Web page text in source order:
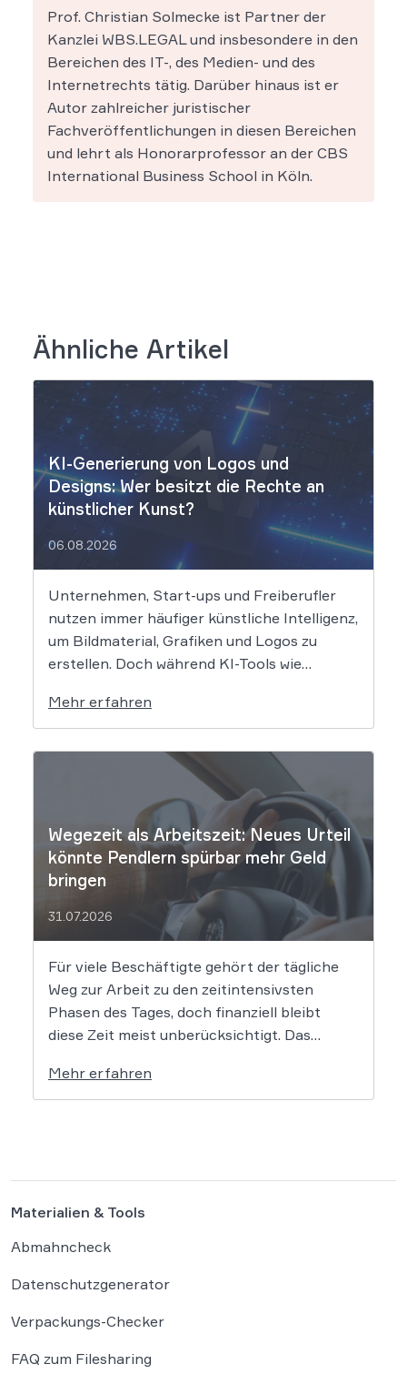
Prof. Christian Solmecke ist Partner der
Kanzlei WBS.LEGAL und insbesondere in den
Bereichen des IT-, des Medien- und des
Internetrechts tätig. Darüber hinaus ist er
Autor zahlreicher juristischer
Fachveröffentlichungen in diesen Bereichen
und lehrt als Honorarprofessor an der CBS
International Business School in Köln.
Ähnliche Artikel
KI-Generierung von Logos und
Designs: Wer besitzt die Rechte an
künstlicher Kunst?
06.08.2026
Unternehmen, Start-ups und Freiberufler
nutzen immer häufiger künstliche Intelligenz,
um Bildmaterial, Grafiken und Logos zu
erstellen. Doch während KI-Tools wie
Sekundenschnelle beeindruckende
Ergebnisse liefern, wirft der Einsatz von
Algorithmen in der Kreativbranche
komplexe juristische Fragen auf. Das
Urheberrecht, das Markenrecht und das
Patentrecht […]
Mehr erfahren
Wegezeit als Arbeitszeit: Neues Urteil
könnte Pendlern spürbar mehr Geld
bringen
31.07.2026
Für viele Beschäftigte gehört der tägliche
Weg zur Arbeit zu den zeitintensivsten
Phasen des Tages, doch finanziell bleibt
diese Zeit meist unberücksichtigt. Das
in die Debatte bringen und vielen
Arbeitnehmern den Weg zu einer Vergütung
Mehr erfahren
Materialien & Tools
Abmahncheck
Datenschutzgenerator
Verpackungs-Checker
FAQ zum Filesharing